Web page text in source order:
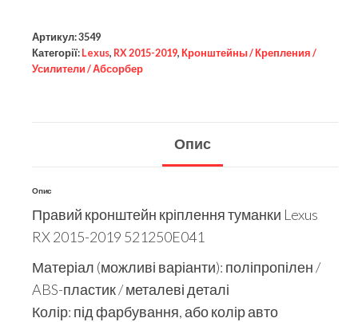
Артикул:3549
Категорії: Lexus, RX 2015-2019, Кронштейны / Крепления /
Усилители / Абсорбер
Опис
Опис
Правий кронштейн кріплення туманки Lexus
RX 2015-2019 521250E041
Матеріал (можливі варіанти): поліпропілен /
ABS-пластик / металеві деталі
Колір: під фарбування, або колір авто